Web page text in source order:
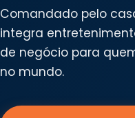
Comandado pelo
integra
de negócio para
no mundo.